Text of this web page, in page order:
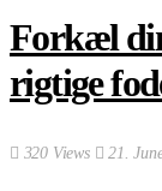
Forkæl
rigtige
320 Views 21.